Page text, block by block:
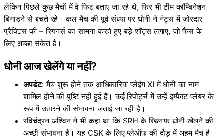
लेकिन पिछले कुछ मैचों में वे फिट बताए जा रहे थे, फिर भी टीम कॉम्बिनेशन
बिगाड़ने से बचते रहे। कल मैच की पूर्व संध्या पर धोनी ने नेट्स में जोरदार
प्रैक्टिस की – स्पिनर्स का सामना करते हुए बड़े शॉट्स लगाए, जो फैंस के
लिए अच्छा संकेत है।
धोनी आज खेलेंगे या नहीं?
अपडेट: मैच शुरू होने तक आधिकारिक प्लेइंग XI में धोनी का नाम
शामिल होने की पुष्टि नहीं हुई है। कई रिपोर्ट्स में उन्हें इम्पैक्ट प्लेयर के
रूप में उतारने की संभावना जताई जा रही है।
रविचंद्रन अश्विन ने भी कहा था कि SRH के खिलाफ धोनी खेलने की
अच्छी संभावना है। यह CSK के लिए प्लेऑफ की दौड़ में अहम मैच है